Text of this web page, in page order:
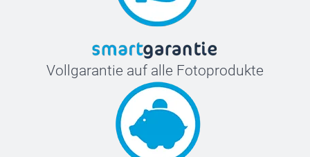
Vollgarantie auf alle Fotoprodukte